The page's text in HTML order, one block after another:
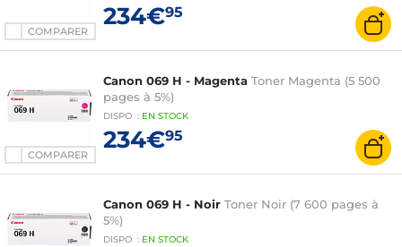
COMPARER
234€95
COMPARER
Canon 069 H - Magenta Toner Magenta (5 500
pages à 5%)
DISPO : EN STOCK
234€95
Canon 069 H - Noir Toner Noir (7 600 pages à
5%)
DISPO : EN STOCK